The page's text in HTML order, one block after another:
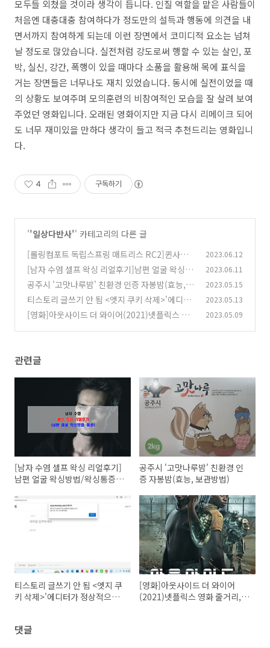
모두들 외쳤을 것이라 생각이 듭니다. 인질 역할을 맡은 사람들이
처음엔 대충대충 참여하다가 정도만의 설득과 행동에 의견을 내
면서까지 참여하게 되는데 이런 장면에서 코미디적 요소는 넘쳐
날 정도로 많았습니다. 실전처럼 강도로써 행할 수 있는 살인, 포
박, 실신, 강간, 폭행이 있을 때마다 소품을 활용해 목에 표식을
거는 장면들은 너무나도 재치 있었습니다. 동시에 실전이었을 때
의 상황도 보여주며 모의훈련의 비참여적인 모습을 잘 살려 보여
주었던 영화입니다. 오래된 영화이지만 지금 다시 리메이크 되어
도 너무 재미있을 만하다 생각이 들고 적극 추천드리는 영화입니
다.
4 구독하기
''일상다반사'' 카테고리의 다른 글
[롤링컴포트 독립스프링 매트리스 RC2]퀸사이
즈 롤팩매트리스 구매후기 (0)
2023.06.12
[남자 수염 셀프 왁싱 리얼후기]남편 얼굴 왁싱방
법/왁싱통증/왁싱준비물 (0)
2023.06.11
공주시 '고맛나루밤' 친환경 인증 자봉밤(효능,
보관방법) (0)
2023.05.15
티스토리 글쓰기 안 됨 <엣지 쿠키 삭제>'에디터
가 정상적으로 실행되지 않았습니다.' (0)
2023.05.13
[영화]아웃사이드 더 와이어(2021)넷플릭스 영
2023.05.09
관련글
[남자 수염 셀프 왁싱 리얼후기]
남편 얼굴 왁싱방법/왁싱통증/
공주시 '고맛나루밤' 친환경 인
증 자봉밤(효능, 보관방법)
티스토리 글쓰기 안 됨 <엣지 쿠
키 삭제>'에디터가 정상적으로
[영화]아웃사이드 더 와이어
(2021)넷플릭스 영화 줄거리,
댓글